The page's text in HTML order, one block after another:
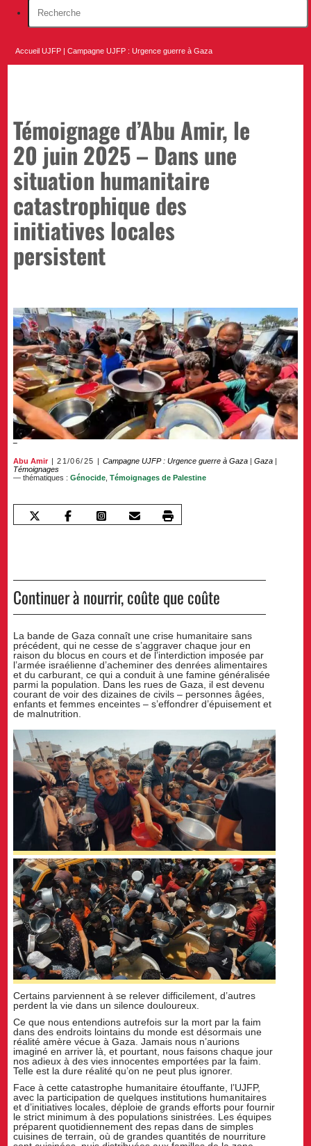
Accueil UJFP |Campagne UJFP : Urgence guerre à Gaza
Témoignage d’Abu Amir, le
20 juin 2025 – Dans une
situation humanitaire
catastrophique des
initiatives locales
persistent
Abu Amir 21/06/25 Campagne UJFP : Urgence guerre à Gaza |Gaza
Témoignages
— thématiques :Génocide ,Témoignages de Palestine
Continuer à nourrir, coûte que coûte
La bande de Gaza connaît une crise humanitaire sans
précédent, qui ne cesse de s’aggraver chaque jour en
raison du blocus en cours et de l’interdiction imposée par
l’armée israélienne d’acheminer des denrées alimentaires
et du carburant, ce qui a conduit à une famine généralisée
parmi la population. Dans les rues de Gaza, il est devenu
courant de voir des dizaines de civils – personnes âgées,
enfants et femmes enceintes – s’effondrer d’épuisement et
de malnutrition.
Certains parviennent à se relever difficilement, d’autres
perdent la vie dans un silence douloureux.
Ce que nous entendions autrefois sur la mort par la faim
dans des endroits lointains du monde est désormais une
réalité amère vécue à Gaza. Jamais nous n’aurions
imaginé en arriver là, et pourtant, nous faisons chaque jour
nos adieux à des vies innocentes emportées par la faim.
Telle est la dure réalité qu’on ne peut plus ignorer.
Face à cette catastrophe humanitaire étouffante, l’UJFP,
avec la participation de quelques institutions humanitaires
et d’initiatives locales, déploie de grands efforts pour fournir
le strict minimum à des populations sinistrées. Les équipes
préparent quotidiennement des repas dans de simples
cuisines de terrain, où de grandes quantités de nourriture